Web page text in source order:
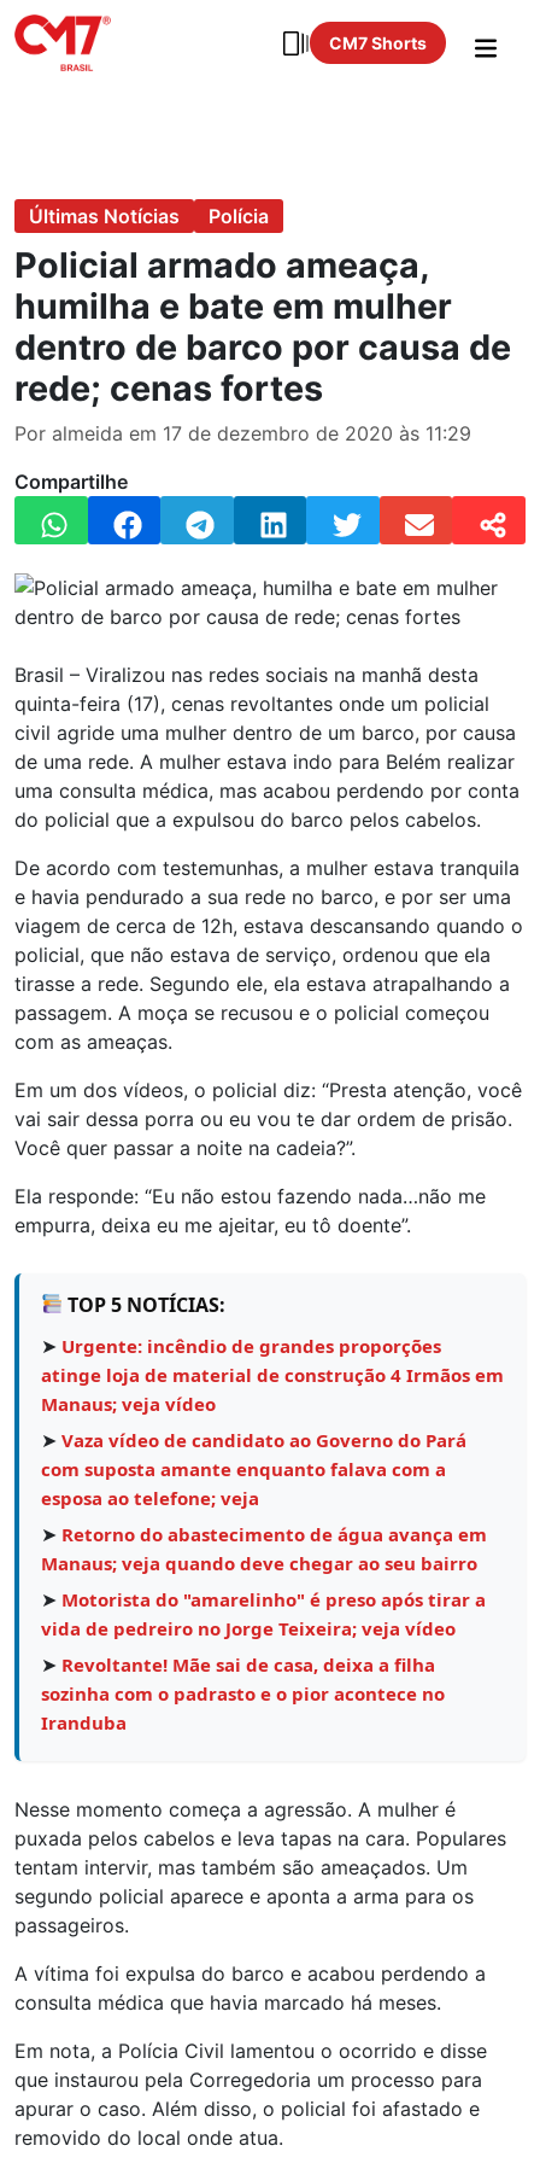
CM7 Shorts
Últimas Notícias Polícia
Policial armado ameaça,
humilha e bate em mulher
dentro de barco por causa de
rede; cenas fortes
Por almeida em 17 de dezembro de 2020 às 11:29
Compartilhe
Brasil – Viralizou nas redes sociais na manhã desta
quinta-feira (17), cenas revoltantes onde um policial
civil agride uma mulher dentro de um barco, por causa
de uma rede. A mulher estava indo para Belém realizar
uma consulta médica, mas acabou perdendo por conta
do policial que a expulsou do barco pelos cabelos.
De acordo com testemunhas, a mulher estava tranquila
e havia pendurado a sua rede no barco, e por ser uma
viagem de cerca de 12h, estava descansando quando o
policial, que não estava de serviço, ordenou que ela
tirasse a rede. Segundo ele, ela estava atrapalhando a
passagem. A moça se recusou e o policial começou
com as ameaças.
Em um dos vídeos, o policial diz: “Presta atenção, você
vai sair dessa porra ou eu vou te dar ordem de prisão.
Você quer passar a noite na cadeia?”.
Ela responde: “Eu não estou fazendo nada…não me
empurra, deixa eu me ajeitar, eu tô doente”.
TOP 5 NOTÍCIAS:
➤ Urgente: incêndio de grandes proporções
atinge loja de material de construção 4 Irmãos em
Manaus; veja vídeo
➤ Vaza vídeo de candidato ao Governo do Pará
com suposta amante enquanto falava com a
esposa ao telefone; veja
➤ Retorno do abastecimento de água avança em
Manaus; veja quando deve chegar ao seu bairro
➤ Motorista do "amarelinho" é preso após tirar a
vida de pedreiro no Jorge Teixeira; veja vídeo
➤ Revoltante! Mãe sai de casa, deixa a filha
sozinha com o padrasto e o pior acontece no
Iranduba
Nesse momento começa a agressão. A mulher é
puxada pelos cabelos e leva tapas na cara. Populares
tentam intervir, mas também são ameaçados. Um
segundo policial aparece e aponta a arma para os
passageiros.
A vítima foi expulsa do barco e acabou perdendo a
consulta médica que havia marcado há meses.
Em nota, a Polícia Civil lamentou o ocorrido e disse
que instaurou pela Corregedoria um processo para
apurar o caso. Além disso, o policial foi afastado e
removido do local onde atua.